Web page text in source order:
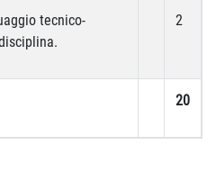
tecnico-
2
20